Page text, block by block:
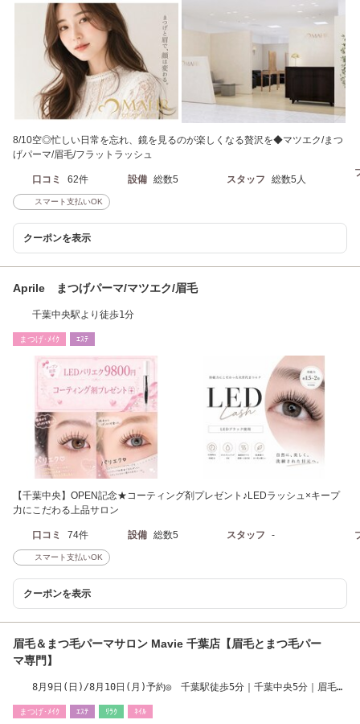
8/10空◎忙しい日常を忘れ、鏡を見るのが楽しくなる贅沢を◆マツエク/まつ
げパーマ/眉毛/フラットラッシュ
口コミ 62件 設備 総数5 スタッフ 総数5人
スマート支払いOK
クーポンを表示
Aprile まつげパーマ/マツエク/眉毛
千葉中央駅より徒歩1分
まつげ･ﾒｲｸ ｴｽﾃ
【千葉中央】OPEN記念★コーティング剤プレゼント♪LEDラッシュ×キープ
力にこだわる上品サロン
口コミ 74件 設備 総数5 スタッフ -
スマート支払いOK
クーポンを表示
眉毛＆まつ毛パーマサロン Mavie 千葉店【眉毛とまつ毛パー
マ専門】
8月9日(日)/8月10日(月)予約◎ 千葉駅徒歩5分｜千葉中央5分｜眉毛×
まつげ･ﾒｲｸ ｴｽﾃ ﾘﾗｸ ﾈｲﾙ